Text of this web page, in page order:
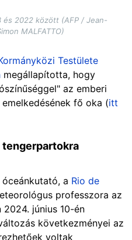
és 2022 között (AFP / Jean-
MALFATTO)
Testülete
megállapította, hogy
az emberi
fő oka (itt
tengerpartokra
óceánkutató, a Rio de
professzora az
június 10-én
következményei az
voltak